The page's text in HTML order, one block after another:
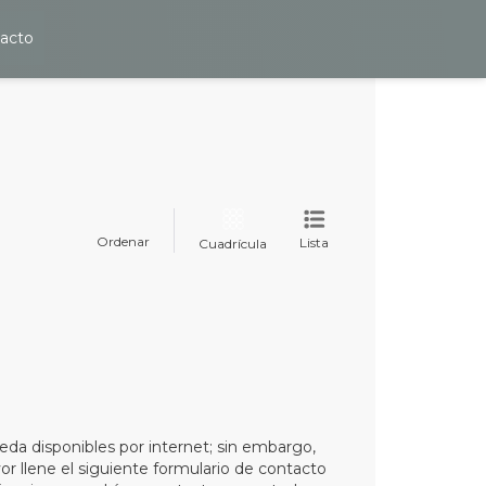
Ordenar Cuadrícula Lista
disponibles por internet; sin embargo,
llene el siguiente formulario de contacto